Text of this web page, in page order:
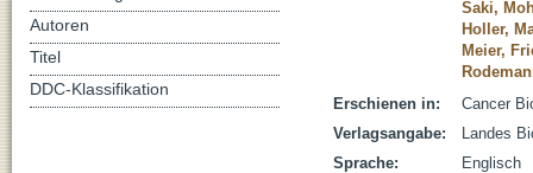
Saki,
Holler,
Meier,
Erschienen in:
Cancer
Verlagsangabe:
Landes
Sprache:
Englisch
Autoren
Titel
DDC-Klassifikation